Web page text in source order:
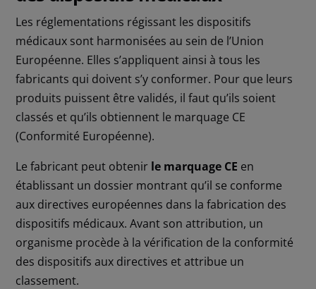
Les réglementations régissant les dispositifs
médicaux sont harmonisées au sein de l’Union
Européenne. Elles s’appliquent ainsi à tous les
fabricants qui doivent s’y conformer. Pour que leurs
produits puissent être validés, il faut qu’ils soient
classés et qu’ils obtiennent le marquage CE
(Conformité Européenne).
Le fabricant peut obtenir le marquage CE en
établissant un dossier montrant qu’il se conforme
aux directives européennes dans la fabrication des
dispositifs médicaux. Avant son attribution, un
organisme procède à la vérification de la conformité
des dispositifs aux directives et attribue un
classement.